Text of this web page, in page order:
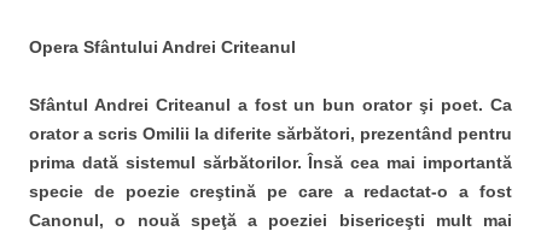
Opera Sfântului Andrei Criteanul
Sfântul Andrei Criteanul a fost un bun orator şi poet. Ca
orator a scris Omilii la diferite sărbători, prezentând pentru
prima dată sistemul sărbătorilor. Însă cea mai importantă
specie de poezie creştină pe care a redactat-o a fost
Canonul, o nouă speţă a poeziei bisericeşti mult mai